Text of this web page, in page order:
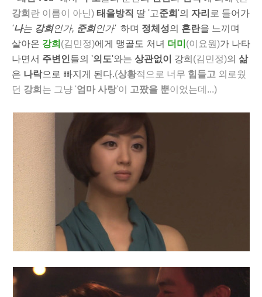
강희 란 이름이 아닌) 태을방직 딸 '고준희 '의 자리 로 들어가
'나는 강희인가, 준희인가' 하며 정체성의 혼란을 느끼며
살아온 강희 (김민정)에게 맹골도 처녀 더미 (이요원)가 나타
나면서 주변인들의 '의도'와는 상관없이 강희 (김민정)의 삶
은 나락으로 빠지게 된다.(상황적으로 너무 힘들고 외로웠
던 강희 는 그냥 '엄마 사랑'이 고팠을 뿐이었는데...)